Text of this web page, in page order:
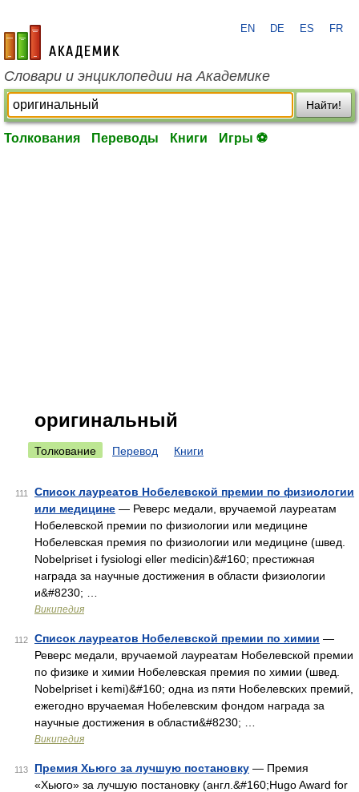
academic.ru
EN DE ES FR
Словари и энциклопедии на Академике
Найти!
Толкования Переводы Книги Игры ⚽
оригинальный
Толкование Перевод Книги
111
Список лауреатов Нобелевской премии по физиологии
или медицине — Реверс медали, вручаемой лауреатам
Нобелевской премии по физиологии или медицине
Нобелевская премия по физиологии или медицине (швед.
Nobelpriset i fysiologi eller medicin)&#160; престижная
награда за научные достижения в области физиологии
и&#8230; …
Википедия
112 Список лауреатов Нобелевской премии по химии —
Реверс медали, вручаемой лауреатам Нобелевской премии
по физике и химии Нобелевская премия по химии (швед.
Nobelpriset i kemi)&#160; одна из пяти Нобелевских премий,
ежегодно вручаемая Нобелевским фондом награда за
научные достижения в области&#8230; …
Википедия
113 Премия Хьюго за лучшую постановку — Премия
«Хьюго» за лучшую постановку (англ.&#160;Hugo Award for